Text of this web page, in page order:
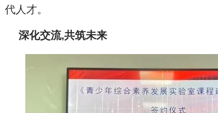
代人才。
深化交流,共筑未来